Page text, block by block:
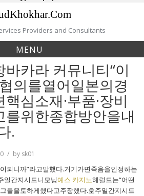
Providers and Consultants
MENU
카라 커뮤니티“이
의를열어일본의경
심소재·부품·장비
를위한종합방안을내
.
by sk01
되니까”라고말했다.거기가면죽음을인정하는
일간지시드니모닝예스 카지노헤럴드는“어떤
들을토하게했다고주장했다.호주일간지시드